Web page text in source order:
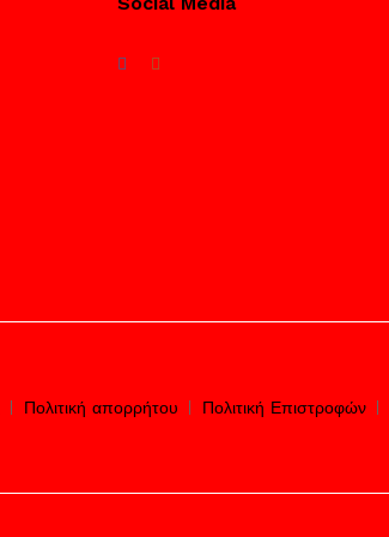
Πολιτική απορρήτου Πολιτική Επιστροφών